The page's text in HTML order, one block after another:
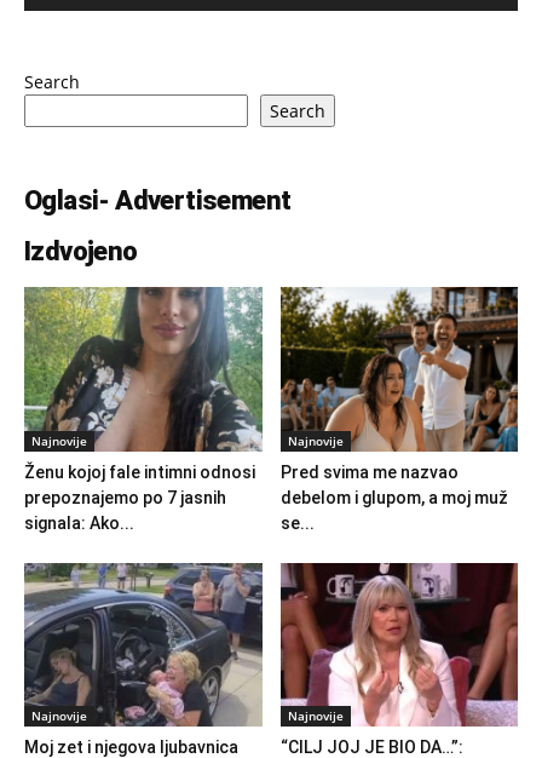
Search
Search
Oglasi- Advertisement
Izdvojeno
Najnovije
Ženu kojoj fale intimni odnosi
prepoznajemo po 7 jasnih
signala: Ako...
Najnovije
Pred svima me nazvao
debelom i glupom, a moj muž
se...
Najnovije
Moj zet i njegova ljubavnica
Najnovije
“CILJ JOJ JE BIO DA…”: